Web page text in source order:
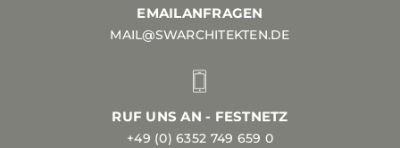
EMAILANFRAGEN
MAIL@SWARCHITEKTEN.DE
RUF UNS AN - FESTNETZ
+49 (0) 6352 749 659 0